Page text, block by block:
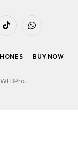
TikTok WhatsApp
BUY NOW
WEBPro.